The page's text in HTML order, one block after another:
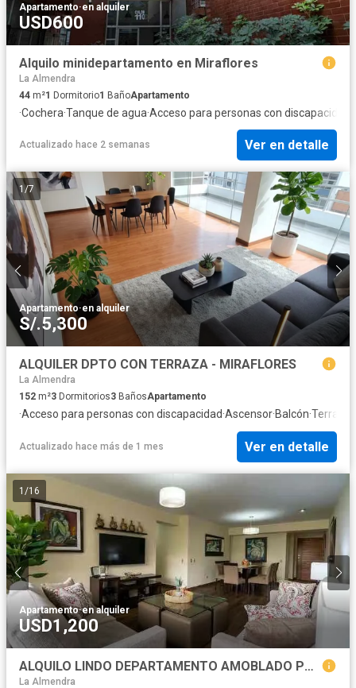
Apartamento·en alquiler
USD600
Alquilo minidepartamento en Miraflores
La Almendra
44 m²1 Dormitorio1 BañoApartamento
·Cochera·Tanque de agua·Acceso para personas con discapacidad
Actualizado hace 2 semanas Ver en detalle
1 /7
Apartamento·en alquiler
S/.5,300
ALQUILER DPTO CON TERRAZA - MIRAFLORES
La Almendra
152 m²3 Dormitorios3 BañosApartamento
·Acceso para personas con discapacidad·Ascensor·Balcón·Terraza
Actualizado hace más de 1 mes Ver en detalle
1 /16
Apartamento·en alquiler
USD1,200
ALQUILO LINDO DEPARTAMENTO AMOBLADO POR MESES CERCA LARCOMAR CON GASTOS INCLUIDOS
La Almendra